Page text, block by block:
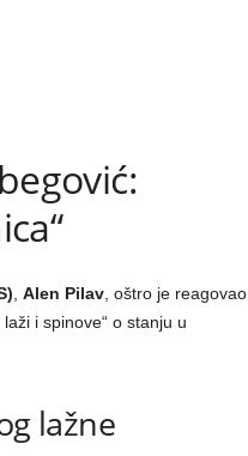
Alen Pilav, oštro je reagovao
i spinove“ o stanju u
lažne